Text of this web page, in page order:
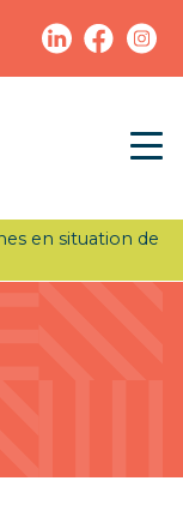
en situation de